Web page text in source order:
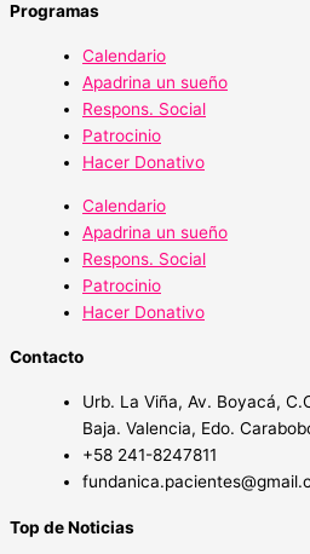
Programas
Calendario
Apadrina un sueño
Respons. Social
Patrocinio
Hacer Donativo
Calendario
Apadrina un sueño
Respons. Social
Patrocinio
Hacer Donativo
Contacto
Urb. La Viña, Av. Boyacá,
Baja. Valencia, Edo.
+58 241-8247811
Top de Noticias